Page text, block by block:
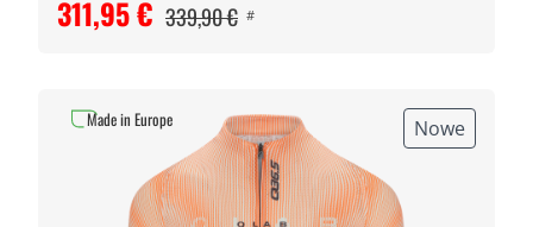
311,95 € 339,90 € #
Nowe
Made in Europe